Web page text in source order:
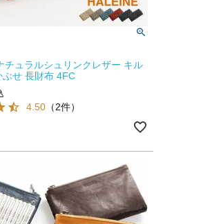
チュラルシュリンクレザー キル
ぶせ 長財布 4FC
4.50 （2件）